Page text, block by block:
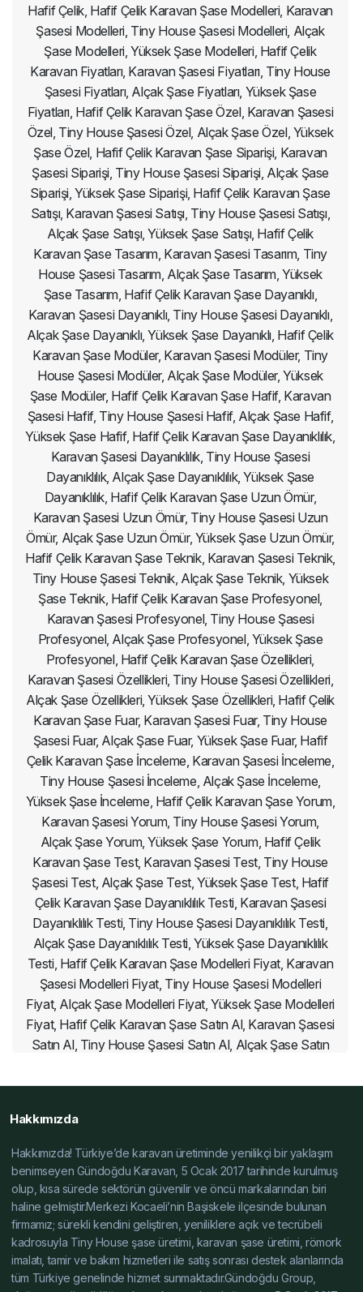
Hafif Çelik, Hafif Çelik Karavan Şase Modelleri, Karavan
Şasesi Modelleri, Tiny House Şasesi Modelleri, Alçak
Şase Modelleri, Yüksek Şase Modelleri, Hafif Çelik
Karavan Fiyatları, Karavan Şasesi Fiyatları, Tiny House
Şasesi Fiyatları, Alçak Şase Fiyatları, Yüksek Şase
Fiyatları, Hafif Çelik Karavan Şase Özel, Karavan Şasesi
Özel, Tiny House Şasesi Özel, Alçak Şase Özel, Yüksek
Şase Özel, Hafif Çelik Karavan Şase Siparişi, Karavan
Şasesi Siparişi, Tiny House Şasesi Siparişi, Alçak Şase
Siparişi, Yüksek Şase Siparişi, Hafif Çelik Karavan Şase
Satışı, Karavan Şasesi Satışı, Tiny House Şasesi Satışı,
Alçak Şase Satışı, Yüksek Şase Satışı, Hafif Çelik
Karavan Şase Tasarım, Karavan Şasesi Tasarım, Tiny
House Şasesi Tasarım, Alçak Şase Tasarım, Yüksek
Şase Tasarım, Hafif Çelik Karavan Şase Dayanıklı,
Karavan Şasesi Dayanıklı, Tiny House Şasesi Dayanıklı,
Alçak Şase Dayanıklı, Yüksek Şase Dayanıklı, Hafif Çelik
Karavan Şase Modüler, Karavan Şasesi Modüler, Tiny
House Şasesi Modüler, Alçak Şase Modüler, Yüksek
Şase Modüler, Hafif Çelik Karavan Şase Hafif, Karavan
Şasesi Hafif, Tiny House Şasesi Hafif, Alçak Şase Hafif,
Yüksek Şase Hafif, Hafif Çelik Karavan Şase Dayanıklılık,
Karavan Şasesi Dayanıklılık, Tiny House Şasesi
Dayanıklılık, Alçak Şase Dayanıklılık, Yüksek Şase
Dayanıklılık, Hafif Çelik Karavan Şase Uzun Ömür,
Karavan Şasesi Uzun Ömür, Tiny House Şasesi Uzun
Ömür, Alçak Şase Uzun Ömür, Yüksek Şase Uzun Ömür,
Hafif Çelik Karavan Şase Teknik, Karavan Şasesi Teknik,
Tiny House Şasesi Teknik, Alçak Şase Teknik, Yüksek
Şase Teknik, Hafif Çelik Karavan Şase Profesyonel,
Karavan Şasesi Profesyonel, Tiny House Şasesi
Profesyonel, Alçak Şase Profesyonel, Yüksek Şase
Profesyonel, Hafif Çelik Karavan Şase Özellikleri,
Karavan Şasesi Özellikleri, Tiny House Şasesi Özellikleri,
Alçak Şase Özellikleri, Yüksek Şase Özellikleri, Hafif Çelik
Karavan Şase Fuar, Karavan Şasesi Fuar, Tiny House
Şasesi Fuar, Alçak Şase Fuar, Yüksek Şase Fuar, Hafif
Çelik Karavan Şase İnceleme, Karavan Şasesi İnceleme,
Tiny House Şasesi İnceleme, Alçak Şase İnceleme,
Yüksek Şase İnceleme, Hafif Çelik Karavan Şase Yorum,
Karavan Şasesi Yorum, Tiny House Şasesi Yorum,
Alçak Şase Yorum, Yüksek Şase Yorum, Hafif Çelik
Karavan Şase Test, Karavan Şasesi Test, Tiny House
Şasesi Test, Alçak Şase Test, Yüksek Şase Test, Hafif
Çelik Karavan Şase Dayanıklılık Testi, Karavan Şasesi
Dayanıklılık Testi, Tiny House Şasesi Dayanıklılık Testi,
Alçak Şase Dayanıklılık Testi, Yüksek Şase Dayanıklılık
Testi, Hafif Çelik Karavan Şase Modelleri Fiyat, Karavan
Şasesi Modelleri Fiyat, Tiny House Şasesi Modelleri
Fiyat, Alçak Şase Modelleri Fiyat, Yüksek Şase Modelleri
Fiyat, Hafif Çelik Karavan Şase Satın Al, Karavan Şasesi
Satın Al, Tiny House Şasesi Satın Al, Alçak Şase Satın
Üretici, Karavan Şasesi Üretici, Tiny House Şasesi
Çelik Karavan Şase Toptan, Karavan Şasesi Toptan,
Tiny House Şasesi Toptan, Alçak Şase Toptan, Yüksek
Şase Toptan, Hafif Çelik Karavan Şase Özelleştirilmiş,
Karavan Şasesi Özelleştirilmiş, Tiny House Şasesi
Özelleştirilmiş, Alçak Şase Özelleştirilmiş, Yüksek Şase
Özelleştirilmiş, Hafif Çelik Karavan Şase İmalat, Karavan
Şasesi İmalat, Tiny House Şasesi İmalat, Alçak Şase
İmalat, Yüksek Şase İmalat, Hafif Çelik Karavan Şase
Fiyat Teklif, Karavan Şasesi Fiyat Teklif, Tiny House
Hakkımızda
Hakkımızda! Türkiye’de karavan üretiminde yenilikçi bir yaklaşım
benimseyen Gündoğdu Karavan, 5 Ocak 2017 tarihinde kurulmuş
olup, kısa sürede sektörün güvenilir ve öncü markalarından biri
haline gelmiştir.Merkezi Kocaeli’nin Başiskele ilçesinde bulunan
firmamız; sürekli kendini geliştiren, yeniliklere açık ve tecrübeli
kadrosuyla Tiny House şase üretimi, karavan şase üretimi, römork
imalatı, tamir ve bakım hizmetleri ile satış sonrası destek alanlarında
tüm Türkiye genelinde hizmet sunmaktadır.Gündoğdu Group,